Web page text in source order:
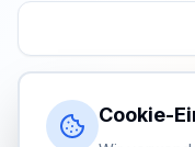
Cookie-